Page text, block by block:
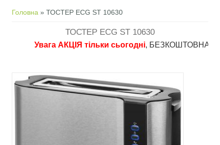
Ви є тут
Головна » ТОСТЕР ECG ST 10630
ТОСТЕР ECG ST 10630
Увага АКЦІЯ тільки сьогодні, БЕЗКОШТОВНА